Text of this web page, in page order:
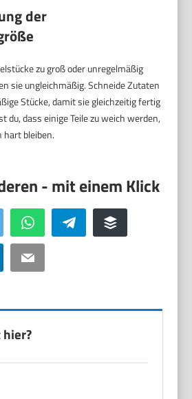
der
zu groß oder unregelmäßig
sie ungleichmäßig. Schneide Zutaten
Stücke, damit sie gleichzeitig fertig
du, dass einige Teile zu weich werden,
hart bleiben.
WhatsApp Telegram Buffer
Email